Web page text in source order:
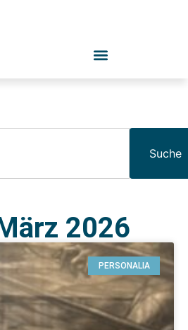
Suche
2026
PERSONALIA